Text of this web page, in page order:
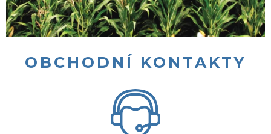
OBCHODNÍ KONTAKTY